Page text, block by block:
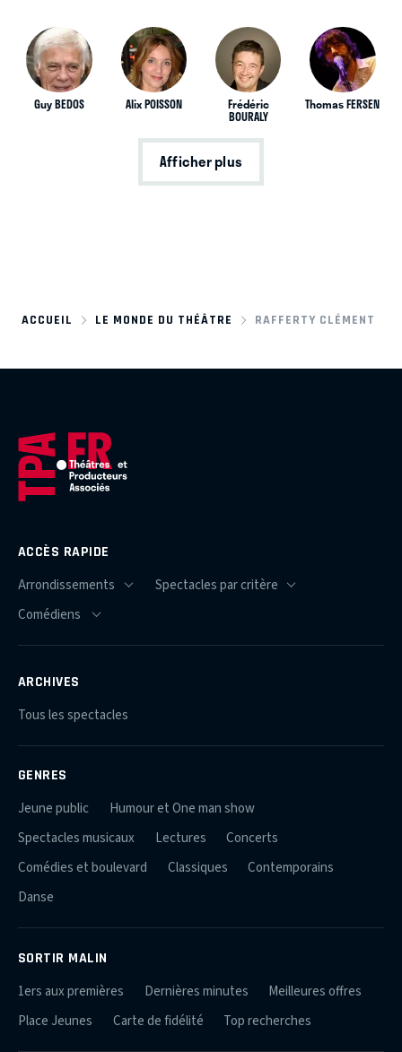
Guy BEDOS Alix POISSON Frédéric
BOURALY
Thomas FERSEN
Afficher plus
ACCUEIL LE MONDE DU THÉÂTRE RAFFERTY CLÉMENT
ACCÈS RAPIDE
ARCHIVES
Tous les spectacles
GENRES
Jeune public
Humour et One man show
Spectacles musicaux
Lectures
Concerts
Comédies et boulevard
Classiques
Contemporains
Danse
SORTIR MALIN
1ers aux premières Dernières minutes
Meilleures offres
Place Jeunes
Carte de fidélité Top recherches